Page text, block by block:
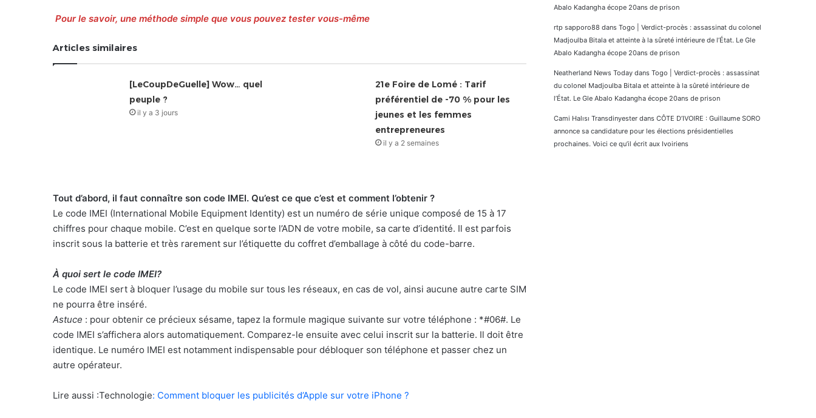
Pour le savoir, une méthode simple que vous pouvez tester vous-même
Articles similaires
[LeCoupDeGuelle] Wow… quel
peuple ?
il y a 3 jours
21e Foire de Lomé : Tarif
préférentiel de -70 % pour les
jeunes et les femmes
entrepreneures
il y a 2 semaines
Tout d’abord, il faut connaître son code IMEI. Qu’est ce que c’est et comment l’obtenir ?
Le code IMEI (International Mobile Equipment Identity) est un numéro de série unique composé de 15 à 17
chiffres pour chaque mobile. C’est en quelque sorte l’ADN de votre mobile, sa carte d’identité. Il est parfois
inscrit sous la batterie et très rarement sur l’étiquette du coffret d’emballage à côté du code-barre.
À quoi sert le code IMEI?
Le code IMEI sert à bloquer l’usage du mobile sur tous les réseaux, en cas de vol, ainsi aucune autre carte SIM
ne pourra être inséré.
Astuce : pour obtenir ce précieux sésame, tapez la formule magique suivante sur votre téléphone : *#06#. Le
code IMEI s’affichera alors automatiquement. Comparez-le ensuite avec celui inscrit sur la batterie. Il doit être
identique. Le numéro IMEI est notamment indispensable pour débloquer son téléphone et passer chez un
autre opérateur.
Lire aussi :Technologie: Comment bloquer les publicités d’Apple sur votre iPhone ?
Abalo Kadangha écope 20ans de prison
rtp sapporo88 dans Togo | Verdict-procès : assassinat du colonel
Madjoulba Bitala et atteinte à la sûreté intérieure de l’État. Le Gle
Abalo Kadangha écope 20ans de prison
Neatherland News Today dans Togo | Verdict-procès : assassinat
du colonel Madjoulba Bitala et atteinte à la sûreté intérieure de
l’État. Le Gle Abalo Kadangha écope 20ans de prison
Cami Halısı Transdinyester dans CÔTE D’IVOIRE : Guillaume SORO
annonce sa candidature pour les élections présidentielles
prochaines. Voici ce qu’il écrit aux Ivoiriens